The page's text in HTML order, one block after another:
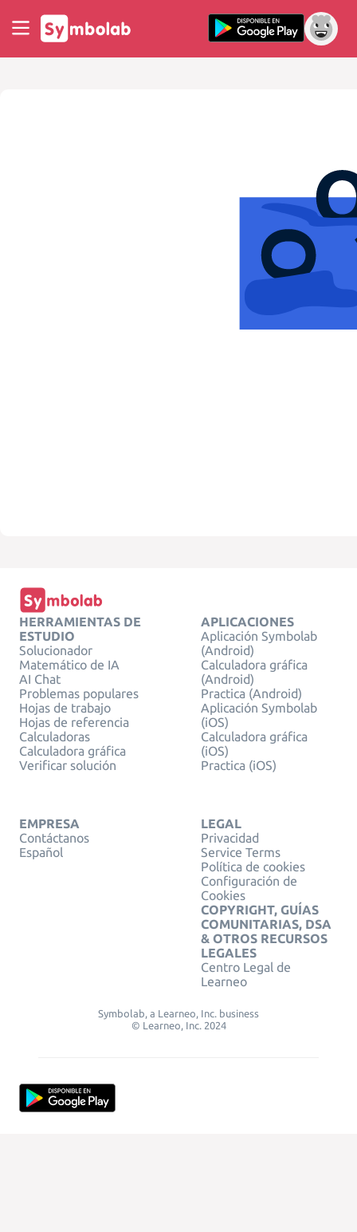
HERRAMIENTAS DE
ESTUDIO
Solucionador
Matemático de IA
AI Chat
Problemas populares
Hojas de trabajo
Hojas de referencia
Calculadoras
Calculadora gráfica
Verificar solución
APLICACIONES
Aplicación Symbolab
(Android)
Calculadora gráfica
(Android)
Practica (Android)
Aplicación Symbolab
(iOS)
Calculadora gráfica
(iOS)
Practica (iOS)
EMPRESA
Contáctanos
Español
LEGAL
Privacidad
Service Terms
Política de cookies
Configuración de
Cookies
COPYRIGHT, GUÍAS
COMUNITARIAS, DSA
& OTROS RECURSOS
LEGALES
Centro Legal de
Learneo
Symbolab, a Learneo, Inc. business
© Learneo, Inc. 2024